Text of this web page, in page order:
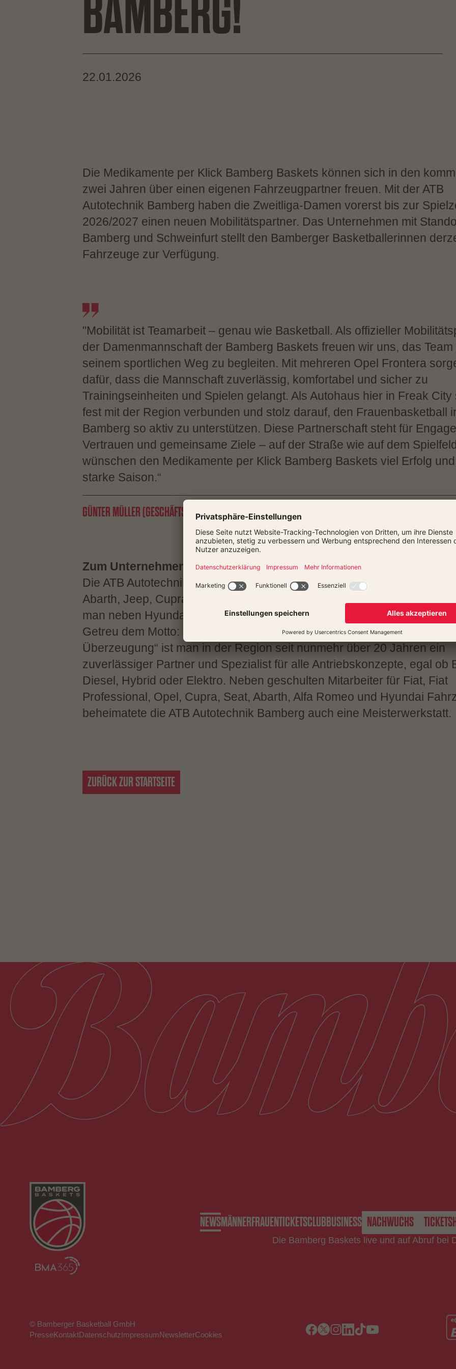
BAMBERG!
22.01.2026
Die Medikamente per Klick Bamberg Baskets können sich in den
zwei Jahren über einen eigenen Fahrzeugpartner freuen. Mit der ATB
Autotechnik Bamberg haben die Zweitliga-Damen vorerst bis zur
2026/2027 einen neuen Mobilitätspartner. Das Unternehmen mit
Bamberg und Schweinfurt stellt den Bamberger Basketballerinnen
Fahrzeuge zur Verfügung.
"Mobilität ist Teamarbeit – genau wie Basketball. Als offizieller
der Damenmannschaft der Bamberg Baskets freuen wir uns, das Team
seinem sportlichen Weg zu begleiten. Mit mehreren Opel Frontera
dafür, dass die Mannschaft zuverlässig, komfortabel und sicher zu
Trainingseinheiten und Spielen gelangt. Als Autohaus hier in Freak City
fest mit der Region verbunden und stolz darauf, den Frauenbasketball
Bamberg so aktiv zu unterstützen. Diese Partnerschaft steht für
Vertrauen und gemeinsame Ziele – auf der Straße wie auf dem
wünschen den Medikamente per Klick Bamberg Baskets viel Erfolg
starke Saison.“
GÜNTER MÜLLER (GESCHÄFTSFÜHRER ATB AUTOTECHNIK BAMBERG)
Zum Unternehmen:
Die ATB Autotechnik Bamberg vertritt die Marken Opel, Fiat, Alfa Romeo,
Abarth, Jeep, Cupra Service und Seat Service in Bamberg. In
man neben Hyundai auch Fiat, Fiat Professional und Abarth Händler.
Getreu dem Motto: „Mobilität ist unsere Leidenschaft, Qualität unsere
Überzeugung“ ist man in der Region seit nunmehr über 20 Jahren ein
zuverlässiger Partner und Spezialist für alle Antriebskonzepte, egal ob
Diesel, Hybrid oder Elektro. Neben geschulten Mitarbeiter für Fiat, Fiat
Professional, Opel, Cupra, Seat, Abarth, Alfa Romeo und Hyundai
beheimatete die ATB Autotechnik Bamberg auch eine Meisterwerkstatt.
ZURÜCK ZUR STARTSEITE
NEWSMÄNNERFRAUENTICKETSCLUBBUSINESS NACHWUCHS
Die Bamberg Baskets live und auf Abruf bei
© Bamberger Basketball GmbH
PresseKontaktDatenschutzImpressumNewsletterCookies